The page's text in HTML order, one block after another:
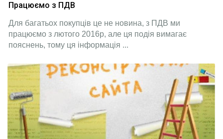
Працюємо з ПДВ
Для багатьох покупців це не новина, з ПДВ ми
працюємо з лютого 2016р, але ця подія вимагає
пояснень, тому ця інформація ...